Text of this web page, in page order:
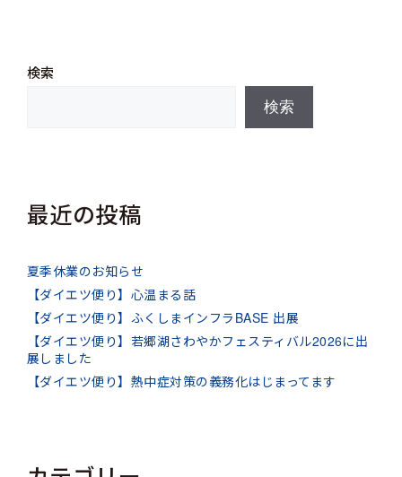
検索
検索
最近の投稿
夏季休業のお知らせ
【ダイエツ便り】心温まる話
【ダイエツ便り】ふくしまインフラBASE 出展
【ダイエツ便り】若郷湖さわやかフェスティバル2026に出
展しました
【ダイエツ便り】熱中症対策の義務化はじまってます